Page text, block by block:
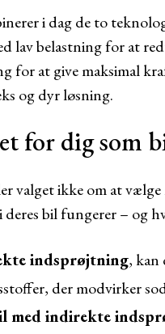
i dag de to
lav belastning for at
for at give maksimal
og dyr løsning.
for dig som
valget ikke om at
bil fungerer – og
indsprøjtning, kan
der modvirker
med indirekte